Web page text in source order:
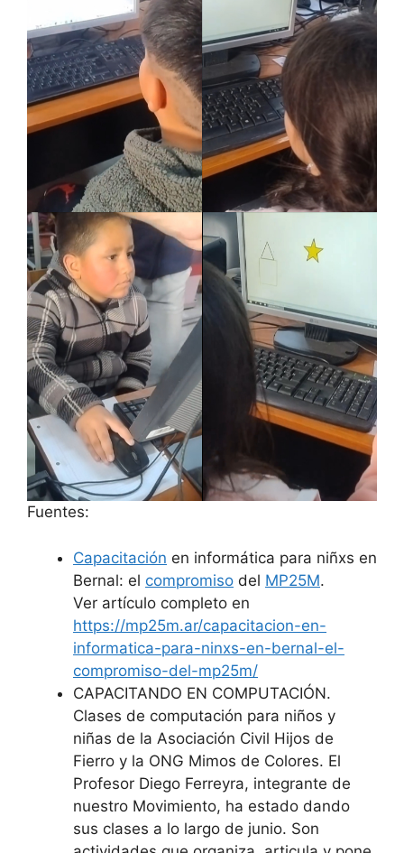
Fuentes:
Capacitación en informática para niñxs en
Bernal: el compromiso del MP25M.
Ver artículo completo en
https://mp25m.ar/capacitacion-en-
informatica-para-ninxs-en-bernal-el-
compromiso-del-mp25m/
CAPACITANDO EN COMPUTACIÓN.
Clases de computación para niños y
niñas de la Asociación Civil Hijos de
Fierro y la ONG Mimos de Colores. El
Profesor Diego Ferreyra, integrante de
nuestro Movimiento, ha estado dando
sus clases a lo largo de junio. Son